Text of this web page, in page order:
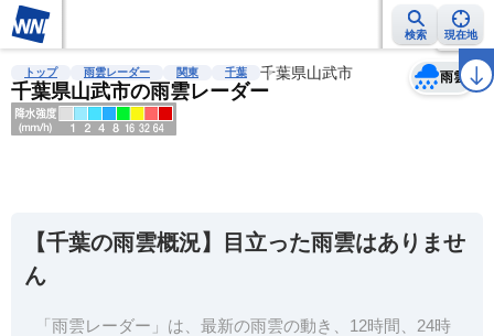
検索 現在地
雨雲レーダー 台風情報 地震情報 警報・注意報 2週間天気 ラ
トップ 雨雲レーダー 関東 千葉 千葉県山武市
千葉県山武市の雨雲レーダー
雨雲
天気 台風
【千葉の雨雲概況】目立った雨雲はありませ
ん
「雨雲レーダー」は、最新の雨雲の動き、12時間、24時